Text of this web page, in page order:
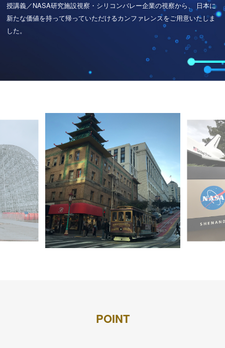
授講義／NASA研究施設視察・シリコンバレー企業の視察から、
日本に
新たな価値を持って帰っていただけるカンファレンスをご用意いたしま
した。
POINT